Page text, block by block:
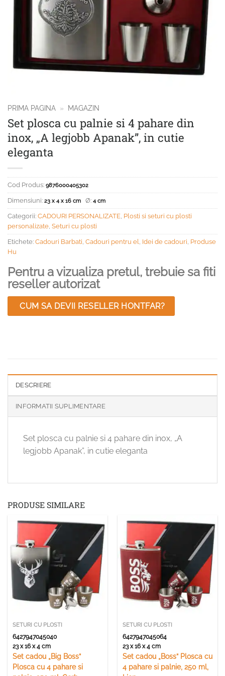
PRIMA PAGINA » MAGAZIN
Set plosca cu palnie si 4 pahare din
inox, „A legjobb Apanak”, in cutie
eleganta
Cod Produs: 9876000405302
Dimensiuni: 23 x 4 x 16 cm Ø: 4 cm
Categorii: CADOURI PERSONALIZATE Plosti si seturi cu plosti
personalizate Seturi cu plosti
Etichete: Cadouri Barbati Cadouri pentru el Idei de cadouri Produse
Hu
Pentru a vizualiza pretul, trebuie sa fiti
reseller autorizat
CUM SA DEVII RESELLER HONTFAR?
DESCRIERE
INFORMATII SUPLIMENTARE
Set plosca cu palnie si 4 pahare din inox, „A
legjobb Apanak”, in cutie eleganta
PRODUSE SIMILARE
SETURI CU PLOSTI
6427947045040
23 x 16 x 4 cm
Set cadou „Big Boss”
Plosca cu 4 pahare si
SETURI CU PLOSTI
6427947045064
23 x 16 x 4 cm
Set cadou „Boss” Plosca cu
4 pahare si palnie, 250 ml,